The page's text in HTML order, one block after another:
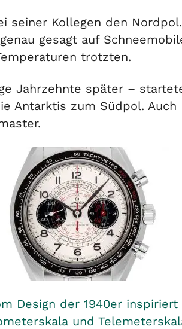
seiner Kollegen den
gesagt auf
trotzten.
Jahrzehnte später –
Antarktis zum Südpol.
Design der 1940er
und